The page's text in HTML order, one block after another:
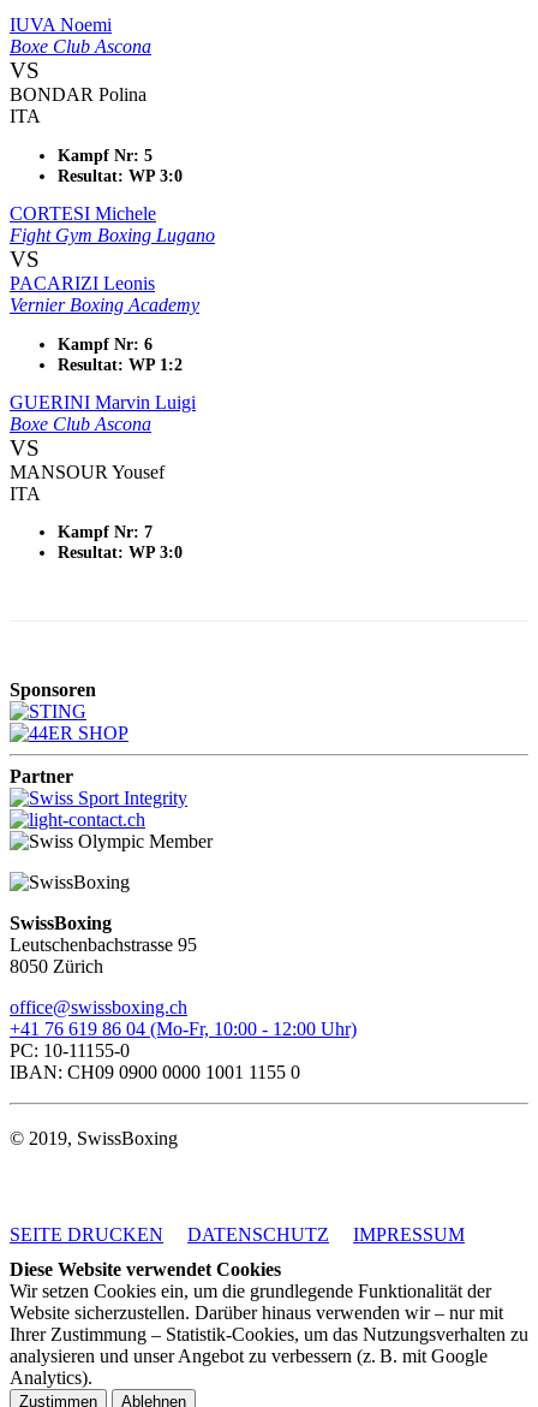
IUVA Noemi
Boxe Club Ascona
VS
BONDAR Polina
ITA
Kampf Nr: 5
Resultat: WP 3:0
CORTESI Michele
Fight Gym Boxing Lugano
VS
PACARIZI Leonis
Vernier Boxing Academy
Kampf Nr: 6
Resultat: WP 1:2
GUERINI Marvin Luigi
Boxe Club Ascona
VS
MANSOUR Yousef
ITA
Kampf Nr: 7
Resultat: WP 3:0
Sponsoren
Partner
SwissBoxing
Leutschenbachstrasse 95
8050 Zürich
office@swissboxing.ch
+41 76 619 86 04 (Mo-Fr, 10:00 - 12:00 Uhr)
PC: 10-11155-0
IBAN: CH09 0900 0000 1001 1155 0
© 2019, SwissBoxing
SEITE DRUCKEN DATENSCHUTZ
IMPRESSUM
Diese Website verwendet Cookies
Wir setzen Cookies ein, um die grundlegende Funktionalität der
Website sicherzustellen. Darüber hinaus verwenden wir – nur mit
Ihrer Zustimmung – Statistik-Cookies, um das Nutzungsverhalten zu
analysieren und unser Angebot zu verbessern (z. B. mit Google
Analytics).
Zustimmen Ablehnen